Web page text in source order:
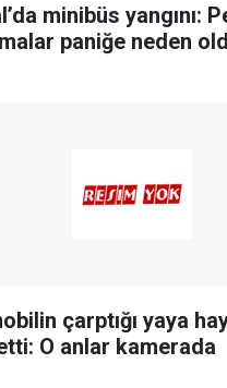
minibüs yangını:
paniğe neden
çarptığı yaya
O anlar kamerada